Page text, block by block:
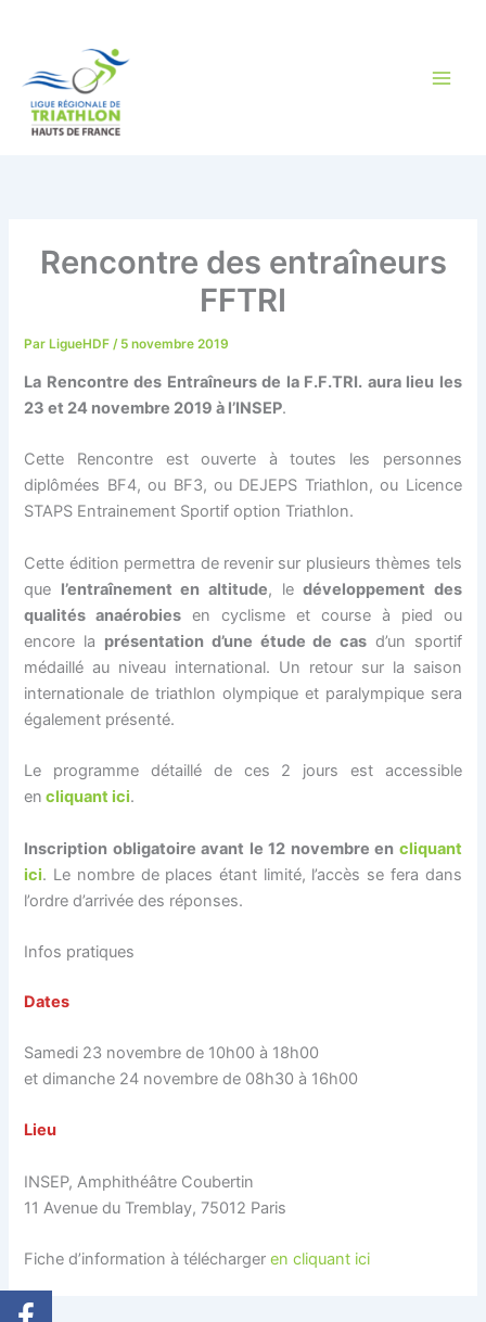
Rencontre des entraîneurs
FFTRI
ParLigueHDF / 5 novembre 2019
La Rencontre des Entraîneurs de la F.F.TRI. aura lieu les
23 et 24 novembre 2019 à l’INSEP.
Cette Rencontre est ouverte à toutes les personnes
diplômées BF4, ou BF3, ou DEJEPS Triathlon, ou Licence
STAPS Entrainement Sportif option Triathlon.
Cette édition permettra de revenir sur plusieurs thèmes tels
que l’entraînement en altitude, ledéveloppement des
qualités anaérobies en cyclisme et course à pied ou
encore la présentation d’une étude de cas d’un sportif
médaillé au niveau international. Un retour sur la saison
internationale de triathlon olympique et paralympique sera
également présenté.
Le programme détaillé de ces 2 jours est accessible
en cliquant ici.
Inscription obligatoire avant le 12 novembre en cliquant
ici. Le nombre de places étant limité, l’accès se fera dans
l’ordre d’arrivée des réponses.
Infos pratiques
Dates
Samedi 23 novembre de 10h00 à 18h00
et dimanche 24 novembre de 08h30 à 16h00
Lieu
INSEP, Amphithéâtre Coubertin
11 Avenue du Tremblay, 75012 Paris
Fiche d’information à téléchargeren cliquant ici